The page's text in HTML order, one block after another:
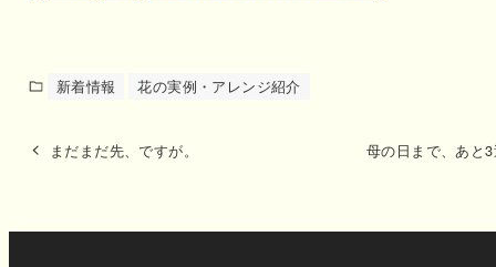
新着情報 花の実例・アレンジ紹介
まだまだ先、ですが。 母の日まで、あと